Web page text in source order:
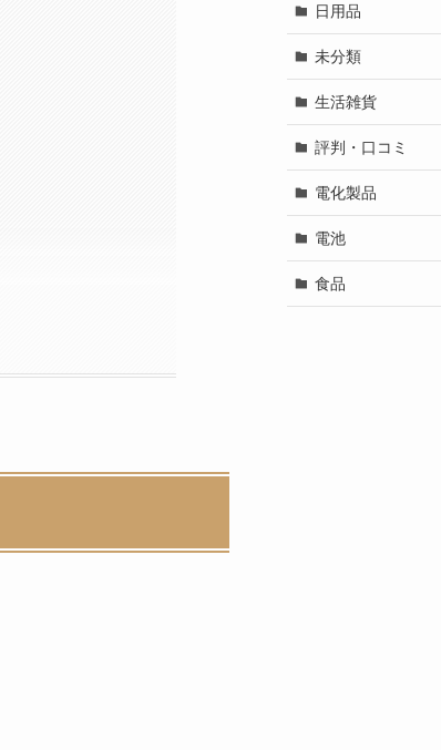
日用品
未分類
生活雑貨
評判・口コミ
電化製品
電池
食品